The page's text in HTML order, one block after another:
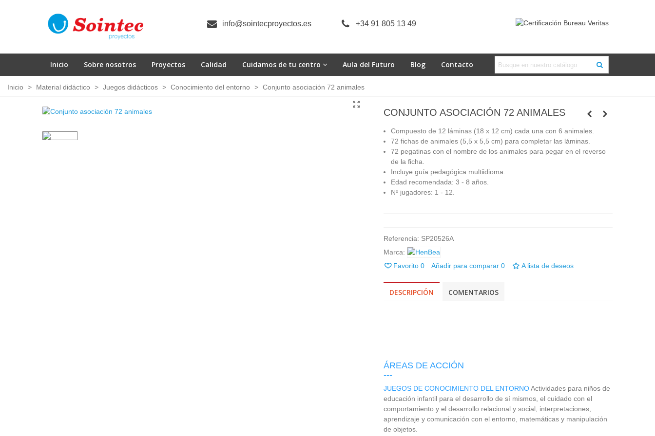
info@sointecproyectos.es +34 91 805 13 49
Inicio Sobre nosotros Proyectos Calidad Cuidamos de tu centro Aula del Futuro Blog Contacto
Inicio > Material didáctico > Juegos didácticos > Conocimiento del entorno > Conjunto asociación 72 animales
CONJUNTO ASOCIACIÓN 72 ANIMALES
Compuesto de 12 láminas (18 x 12 cm) cada una con 6 animales.
72 fichas de animales (5,5 x 5,5 cm) para completar las láminas.
72 pegatinas con el nombre de los animales para pegar en el reverso
de la ficha.
Incluye guía pedagógica multiidioma.
Edad recomendada: 3 - 8 años.
Nº jugadores: 1 - 12.
Referencia: SP20526A
Marca:
Favorito 0 Añadir para comparar 0 A lista de deseos
DESCRIPCIÓN COMENTARIOS
ÁREAS DE ACCIÓN
---
JUEGOS DE CONOCIMIENTO DEL ENTORNOActividades para niños de
educación infantil para el desarrollo de sí mismos, el cuidado con el
comportamiento y el desarrollo relacional y social, interpretaciones,
aprendizaje y comunicación con el entorno, matemáticas y manipulación
de objetos.